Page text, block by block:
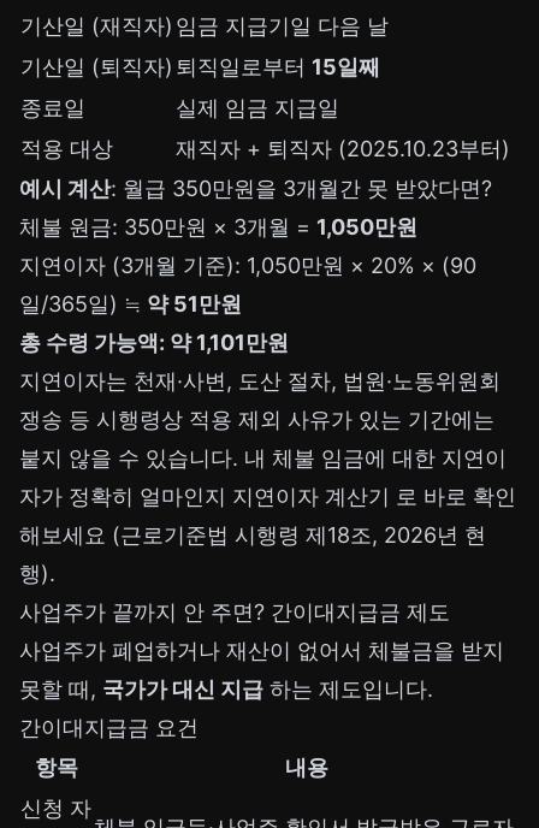
기산일 (재직자) 임금 지급기일 다음 날
기산일 (퇴직자) 퇴직일로부터 15일째
종료일
실제 임금 지급일
적용 대상
재직자 + 퇴직자 (2025.10.23부터)
예시 계산: 월급 350만원을 3개월간 못 받았다면?
체불 원금: 350만원 × 3개월 = 1,050만원
지연이자 (3개월 기준): 1,050만원 × 20% × (90
일/365일) ≒ 약 51만원
총 수령 가능액: 약 1,101만원
지연이자는 천재·사변, 도산 절차, 법원·노동위원회
쟁송 등 시행령상 적용 제외 사유가 있는 기간에는
붙지 않을 수 있습니다. 내 체불 임금에 대한 지연이
자가 정확히 얼마인지 지연이자 계산기 로 바로 확인
해보세요 (근로기준법 시행령 제18조, 2026년 현
행).
사업주가 끝까지 안 주면? 간이대지급금 제도
사업주가 폐업하거나 재산이 없어서 체불금을 받지
못할 때, 국가가 대신 지급 하는 제도입니다.
간이대지급금 요건
항목
내용
신청 자